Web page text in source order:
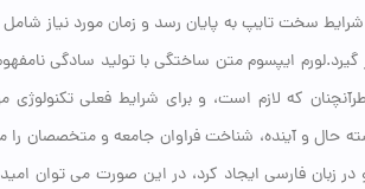
سخت تایپ به پایان رسد و زمان مورد نیاز
ایپسوم متن ساختگی با تولید سادگی
که لازم است، و برای شرایط فعلی تکنولوژی
حال و آینده، شناخت فراوان جامعه و متخصصان را
در زبان فارسی ایجاد کرد، در این صورت می توان